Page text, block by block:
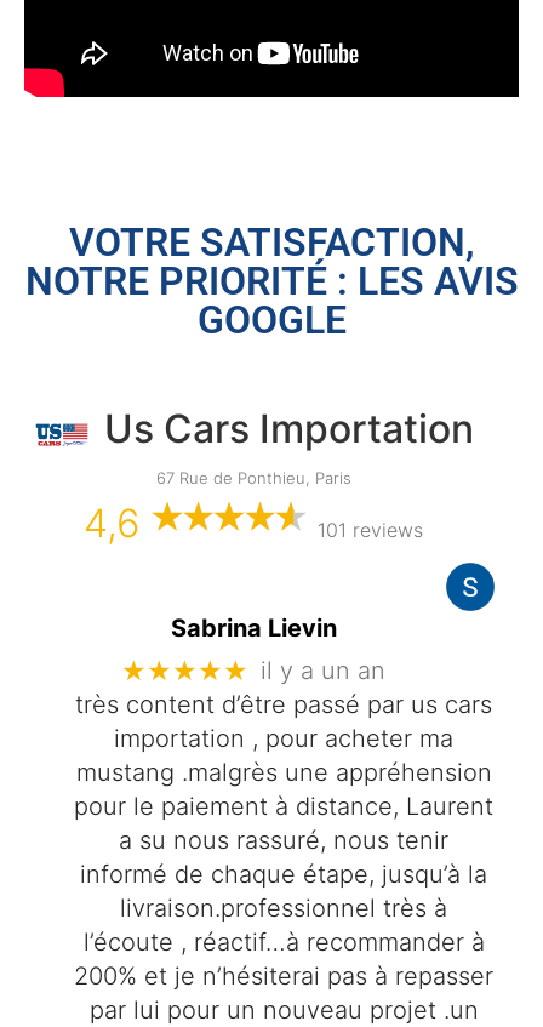
VOTRE SATISFACTION,
NOTRE PRIORITÉ : LES AVIS
GOOGLE
Us Cars Importation
67 Rue de Ponthieu, Paris
4,6 101 reviews
Sabrina Lievin
★★★★★ il y a un an
très content d’être passé par us cars
importation , pour acheter ma
mustang .malgrès une appréhension
pour le paiement à distance, Laurent
a su nous rassuré, nous tenir
informé de chaque étape, jusqu’à la
livraison.professionnel très à
l’écoute , réactif…à recommander à
200% et je n’hésiterai pas à repasser
par lui pour un nouveau projet .un